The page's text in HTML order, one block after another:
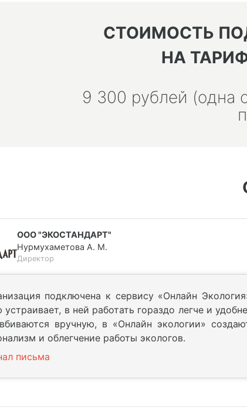
СТОИМОСТЬ
НА
9 300 рублей (одна
ООО "ЭКОСТАНДАРТ"
Нурмухаметова А. М.
Директор
подключена к сервису «Онлайн
устраивает, в ней работать гораздо легче и
вручную, в «Онлайн экологии»
и облегчение работы экологов.
письма